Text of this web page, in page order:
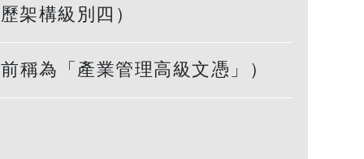
架構級別四）
為「產業管理高級文憑」）